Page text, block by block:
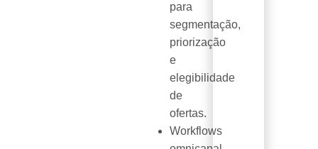
para
segmentação,
priorização
e
elegibilidade
de
ofertas.
Workflows